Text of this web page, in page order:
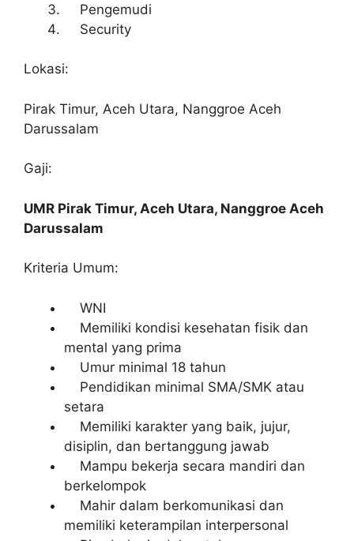
Pengemudi
Security
Lokasi:
Pirak Timur, Aceh Utara, Nanggroe Aceh
Darussalam
Gaji:
UMR Pirak Timur, Aceh Utara, Nanggroe Aceh
Darussalam
Kriteria Umum:
WNI
Memiliki kondisi kesehatan fisik dan
mental yang prima
Umur minimal 18 tahun
Pendidikan minimal SMA/SMK atau
setara
Memiliki karakter yang baik, jujur,
disiplin, dan bertanggung jawab
Mampu bekerja secara mandiri dan
berkelompok
Mahir dalam berkomunikasi dan
memiliki keterampilan interpersonal